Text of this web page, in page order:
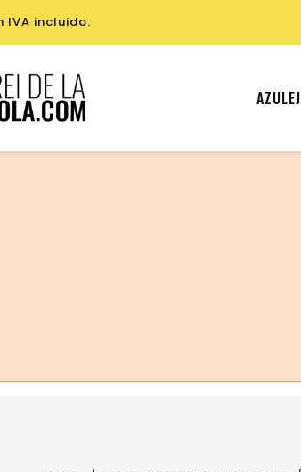
IVA incluido.
realizar pedidos desde su país (United